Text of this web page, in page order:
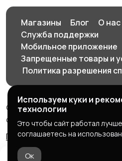
Магазины Блог
О нас
Служба поддержки
Мобильное приложение
Запрещенные товары и
Политика разрешения
© 2026 SellClick - доска
объявлений
Правила сервиса
Политика
Используем куки и
технологии
Это чтобы сайт работал
соглашаетесь на
Ок